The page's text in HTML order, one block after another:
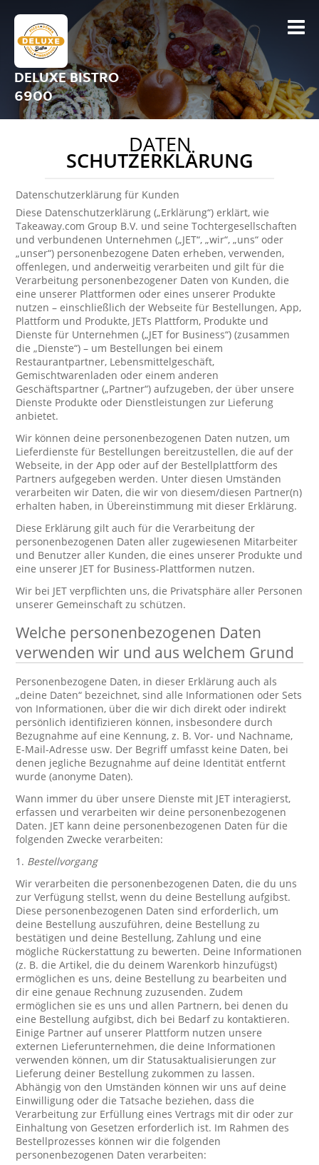
DELUXE BISTRO
6900
DATEN
SCHUTZERKLÄRUNG
Datenschutzerklärung für Kunden
Diese Datenschutzerklärung („Erklärung“) erklärt, wie
Takeaway.com Group B.V. und seine Tochtergesellschaften
und verbundenen Unternehmen („JET“, „wir“, „uns“ oder
„unser“) personenbezogene Daten erheben, verwenden,
offenlegen, und anderweitig verarbeiten und gilt für die
Verarbeitung personenbezogener Daten von Kunden, die
eine unserer Plattformen oder eines unserer Produkte
nutzen – einschließlich der Webseite für Bestellungen, App,
Plattform und Produkte, JETs Plattform, Produkte und
Dienste für Unternehmen („JET for Business“) (zusammen
die „Dienste“) – um Bestellungen bei einem
Restaurantpartner, Lebensmittelgeschäft,
Gemischtwarenladen oder einem anderen
Geschäftspartner („Partner“) aufzugeben, der über unsere
Dienste Produkte oder Dienstleistungen zur Lieferung
anbietet.
Wir können deine personenbezogenen Daten nutzen, um
Lieferdienste für Bestellungen bereitzustellen, die auf der
Webseite, in der App oder auf der Bestellplattform des
Partners aufgegeben werden. Unter diesen Umständen
verarbeiten wir Daten, die wir von diesem/diesen Partner(n)
erhalten haben, in Übereinstimmung mit dieser Erklärung.
Diese Erklärung gilt auch für die Verarbeitung der
personenbezogenen Daten aller zugewiesenen Mitarbeiter
und Benutzer aller Kunden, die eines unserer Produkte und
eine unserer JET for Business-Plattformen nutzen.
Wir bei JET verpflichten uns, die Privatsphäre aller Personen
unserer Gemeinschaft zu schützen.
Welche personenbezogenen Daten
verwenden wir und aus welchem Grund
Personenbezogene Daten, in dieser Erklärung auch als
„deine Daten“ bezeichnet, sind alle Informationen oder Sets
von Informationen, über die wir dich direkt oder indirekt
persönlich identifizieren können, insbesondere durch
Bezugnahme auf eine Kennung, z. B. Vor- und Nachname,
E-Mail-Adresse usw. Der Begriff umfasst keine Daten, bei
denen jegliche Bezugnahme auf deine Identität entfernt
wurde (anonyme Daten).
Wann immer du über unsere Dienste mit JET interagierst,
erfassen und verarbeiten wir deine personenbezogenen
Daten. JET kann deine personenbezogenen Daten für die
folgenden Zwecke verarbeiten:
1. Bestellvorgang
Wir verarbeiten die personenbezogenen Daten, die du uns
zur Verfügung stellst, wenn du deine Bestellung aufgibst.
Diese personenbezogenen Daten sind erforderlich, um
deine Bestellung auszuführen, deine Bestellung zu
bestätigen und deine Bestellung, Zahlung und eine
mögliche Rückerstattung zu bewerten. Deine Informationen
(z. B. die Artikel, die du deinem Warenkorb hinzufügst)
ermöglichen es uns, deine Bestellung zu bearbeiten und
dir eine genaue Rechnung zuzusenden. Zudem
ermöglichen sie es uns und allen Partnern, bei denen du
eine Bestellung aufgibst, dich bei Bedarf zu kontaktieren.
Einige Partner auf unserer Plattform nutzen unsere
externen Lieferunternehmen, die deine Informationen
verwenden können, um dir Statusaktualisierungen zur
Lieferung deiner Bestellung zukommen zu lassen.
Abhängig von den Umständen können wir uns auf deine
Einwilligung oder die Tatsache beziehen, dass die
Verarbeitung zur Erfüllung eines Vertrags mit dir oder zur
Einhaltung von Gesetzen erforderlich ist. Im Rahmen des
Bestellprozesses können wir die folgenden
personenbezogenen Daten verarbeiten: